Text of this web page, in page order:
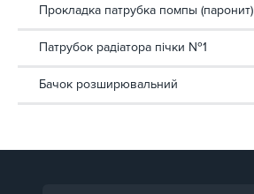
Прокладка патрубка помпы (паронит)
Патрубок радіатора пічки №1
Бачок розширювальний